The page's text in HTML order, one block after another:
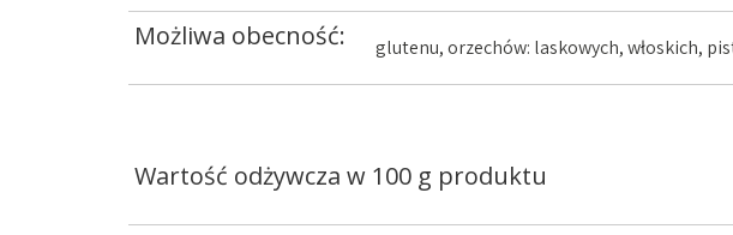
Możliwa obecność: glutenu, orzechów: laskowych, włoskich,
Wartość odżywcza w 100 g produktu